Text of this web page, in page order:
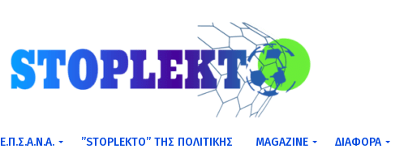
Ε.Π.Σ.Α.Ν.Α. ”STOPLEKTO” ΤΗΣ ΠΟΛΙΤΙΚΗΣ MAGAZINE ΔΙΆΦΟΡΑ